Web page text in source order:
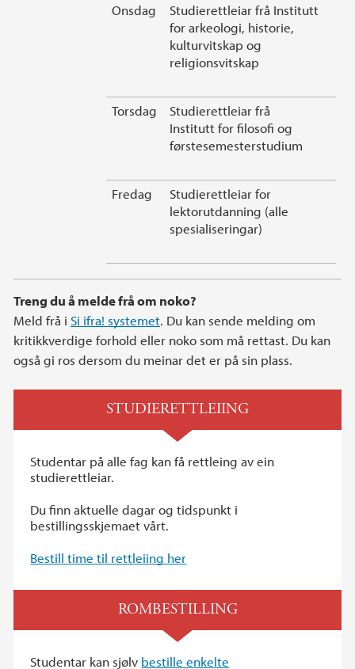
Onsdag
Studierettleiar frå Institutt
for arkeologi, historie,
kulturvitskap og
religionsvitskap
Torsdag
Studierettleiar frå
Institutt for filosofi og
førstesemesterstudium
Fredag
Studierettleiar for
lektorutdanning (alle
spesialiseringar)
Treng du å melde frå om noko?
Meld frå i Si ifra! systemet. Du kan sende melding om
kritikkverdige forhold eller noko som må rettast. Du kan
også gi ros dersom du meinar det er på sin plass.
STUDIERETTLEIING
Studentar på alle fag kan få rettleing av ein
studierettleiar.
Du finn aktuelle dagar og tidspunkt i
bestillingsskjemaet vårt.
Bestill time til rettleiing her
ROMBESTILLING
Studentar kan sjølv bestille enkelte